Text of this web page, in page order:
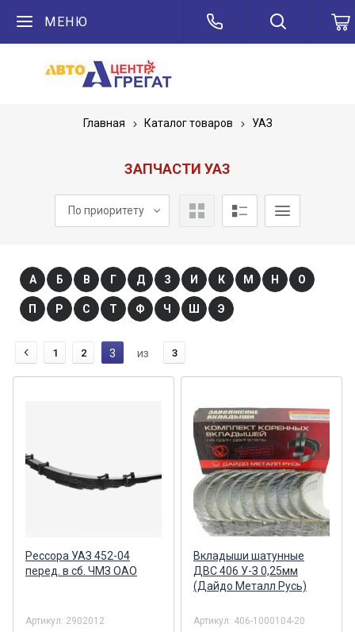
МЕНЮ
Главная Каталог товаров УАЗ
ЗАПЧАСТИ УАЗ
По приоритету
А Б В Г Д З И К М Н О
П Р С Т Ф Ч Ш Э
1 2 3 из 3
Рессора УАЗ 452-04
перед. в сб. ЧМЗ ОАО
Артикул: 2902012
Вкладыши шатунные
ДВС 406 У-З 0,25мм
(Дайдо Металл Русь)
Артикул: 406-1000104-20